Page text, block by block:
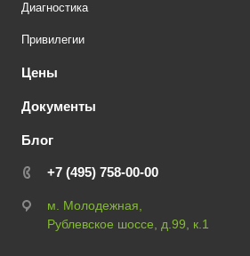
Диагностика
Привилегии
Цены
Документы
Блог
+7 (495) 758-00-00
м. Молодежная,
Рублевское шоссе, д.99, к.1